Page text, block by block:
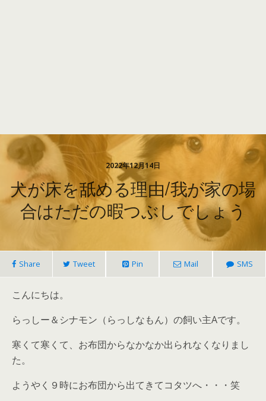
2022年12月14日
犬が床を舐める理由/我が家の場
合はただの暇つぶしでしょう
Share Tweet Pin Mail SMS
こんにちは。
らっしー＆シナモン（らっしなもん）の飼い主Aです。
寒くて寒くて、お布団からなかなか出られなくなりまし
た。
ようやく９時にお布団から出てきてコタツへ・・・笑